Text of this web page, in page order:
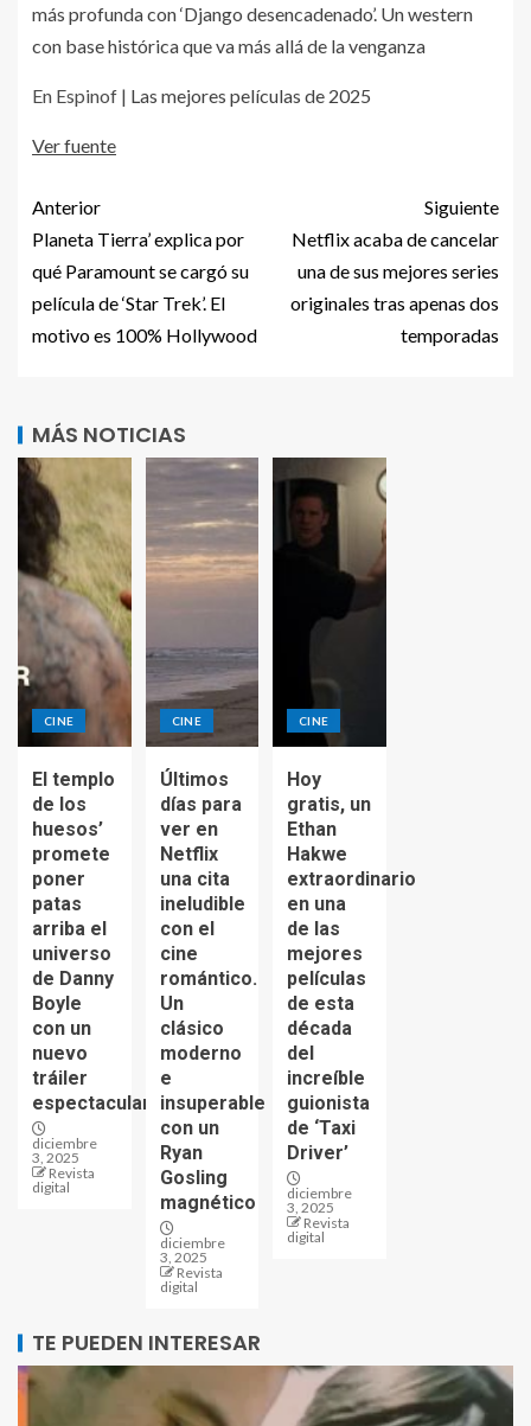
más profunda con ‘Django desencadenado’. Un western
con base histórica que va más allá de la venganza
En Espinof | Las mejores películas de 2025
Ver fuente
Anterior
Planeta Tierra’ explica por
qué Paramount se cargó su
película de ‘Star Trek’. El
motivo es 100% Hollywood
Siguiente
Netflix acaba de cancelar
una de sus mejores series
originales tras apenas dos
temporadas
MÁS NOTICIAS
CINE
El templo
de los
huesos’
promete
poner
patas
arriba el
universo
de Danny
Boyle
con un
nuevo
tráiler
espectacular
diciembre
3, 2025
Revista
digital
CINE
Últimos
días para
ver en
Netflix
una cita
ineludible
con el
cine
romántico.
Un
clásico
moderno
e
insuperable
con un
Ryan
Gosling
magnético
diciembre
3, 2025
Revista
digital
CINE
Hoy
gratis, un
Ethan
Hakwe
extraordinario
en una
de las
mejores
películas
de esta
década
del
increíble
guionista
de ‘Taxi
Driver’
diciembre
3, 2025
Revista
digital
TE PUEDEN INTERESAR